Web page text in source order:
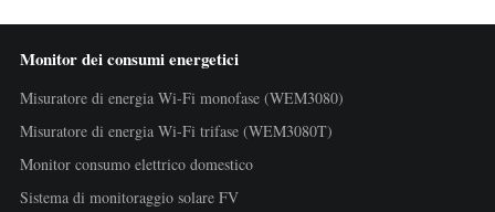
Monitor dei consumi energetici
Misuratore di energia Wi-Fi monofase (WEM3080)
Misuratore di energia Wi-Fi trifase (WEM3080T)
Monitor consumo elettrico domestico
Sistema di monitoraggio solare FV